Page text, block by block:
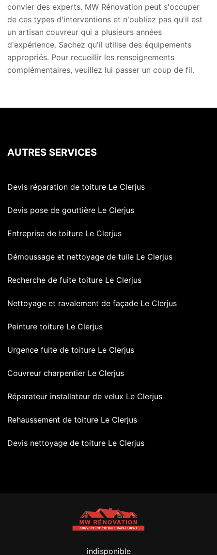
convier des experts. MW Rénovation peut s'occuper
de ces types d'interventions et n'oubliez pas qu'il est
un artisan couvreur qui a plusieurs années
d'expérience. Sachez qu'il utilise des équipements
appropriés. Pour recueillir les renseignements
complémentaires, veuillez lui passer un coup de fil.
AUTRES SERVICES
Devis réparation de toiture Le Clerjus
Devis pose de gouttière Le Clerjus
Entreprise de toiture Le Clerjus
Démoussage et nettoyage de tuile Le Clerjus
Recherche de fuite toiture Le Clerjus
Nettoyage et ravalement de façade Le Clerjus
Peinture toiture Le Clerjus
Urgence fuite de toiture Le Clerjus
Couvreur charpentier Le Clerjus
Réparateur installateur de velux Le Clerjus
Rehaussement de toiture Le Clerjus
Devis nettoyage de toiture Le Clerjus
indisponible